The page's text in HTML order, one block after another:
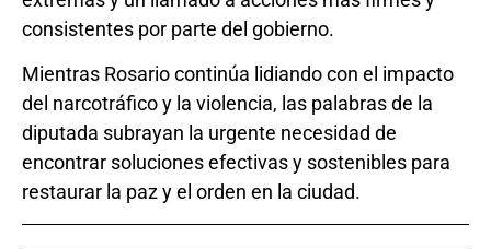
consistentes por parte del gobierno.
Mientras Rosario continúa lidiando con el impacto
del narcotráfico y la violencia, las palabras de la
diputada subrayan la urgente necesidad de
encontrar soluciones efectivas y sostenibles para
restaurar la paz y el orden en la ciudad.